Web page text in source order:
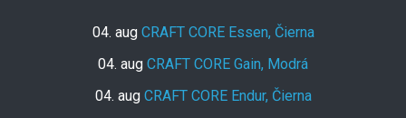
04. aug CRAFT CORE Essen, Čierna
04. aug CRAFT CORE Gain, Modrá
04. aug CRAFT CORE Endur, Čierna